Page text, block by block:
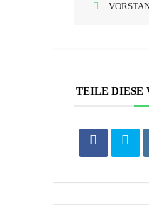
TEILE DIESE